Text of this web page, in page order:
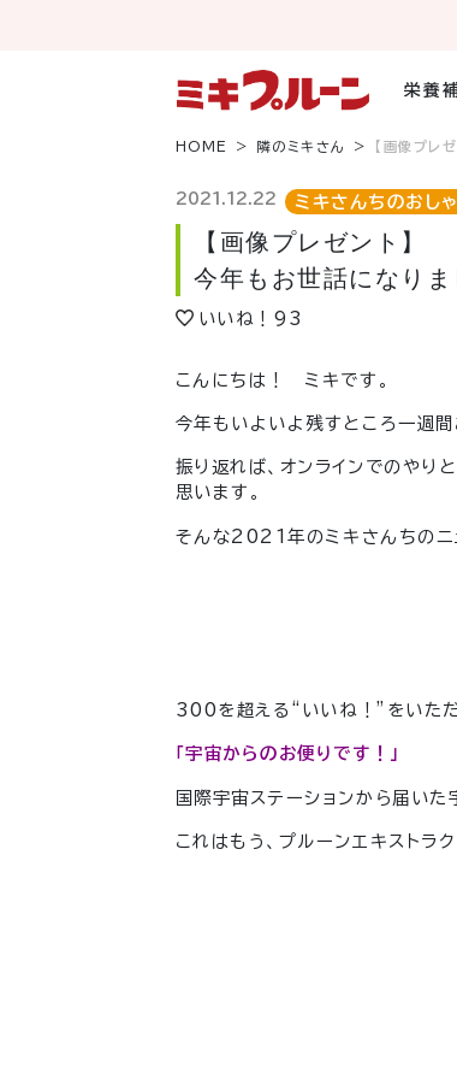
栄養
HOME 隣のミキさん 【画像プレ
2021.12.22 ミキさんちのおし
【画像プレゼント】
今年もお世話になり
いいね！ 93
こんにちは！ ミキです。
今年もいよいよ残すところ一週
振り返れば、オンラインでのやり
思います。
そんな2021年のミキさんちのニ
300を超える“いいね！”をいた
「宇宙からのお便りです！」
国際宇宙ステーションから届いた
これはもう、プルーンエキストラ